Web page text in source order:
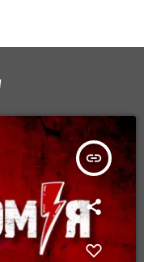
insert_link